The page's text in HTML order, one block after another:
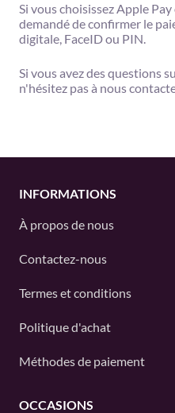
Si vous choisissez Apple
demandé de confirmer le
digitale, FaceID ou PIN.
Si vous avez des questions
n'hésitez pas à nous
INFORMATIONS
À propos de nous
Contactez-nous
Termes et conditions
Politique d'achat
Méthodes de paiement
OCCASIONS